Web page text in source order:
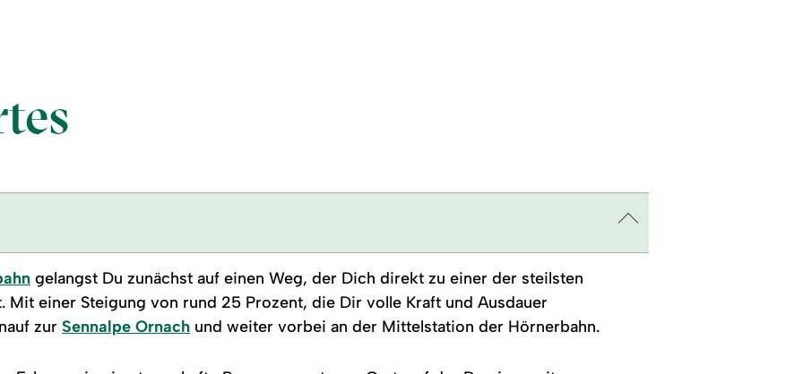
gelangst Du zunächst auf einen Weg, der Dich direkt zu einer der steilsten
Mit einer Steigung von rund 25 Prozent, die Dir volle Kraft und Ausdauer
zur Sennalpe Ornachund weiter vorbei an der Mittelstation der Hörnerbahn.